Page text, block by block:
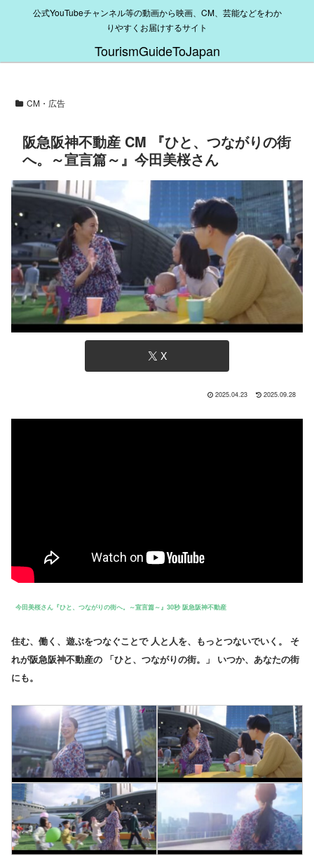
公式YouTubeチャンネル等の動画から映画、CM、芸能などをわか
りやすくお届けするサイト
TourismGuideToJapan
CM・広告
阪急阪神不動産 CM 『ひと、つながりの街
へ。～宣言篇～』今田美桜さん
X
2025.04.23 2025.09.28
今田美桜さん『ひと、つながりの街へ。～宣言篇～』30秒 阪急阪神不動産
住む、働く、遊ぶをつなぐことで 人と人を、もっとつないでいく。 そ
れが阪急阪神不動産の 「ひと、つながりの街。」 いつか、あなたの街
にも。